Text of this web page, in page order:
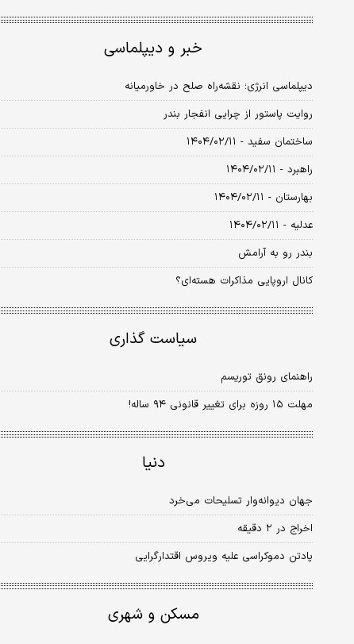
خبر و دیپلماسی
دیپلماسی انرژی؛ نقشه‌راه صلح در خاورمیانه
روایت پاستور از چرایی انفجار بندر
ساختمان سفید - ۱۴۰۴/۰۲/۱۱
راهبرد - ۱۴۰۴/۰۲/۱۱
بهارستان - ۱۴۰۴/۰۲/۱۱
عدلیه - ۱۴۰۴/۰۲/۱۱
بندر رو به آرامش
کانال اروپایی مذاکرات هسته‌ای؟
سیاست گذاری
راهنمای رونق توریسم
مهلت ۱۵ روزه برای تغییر قانونی ۹۴ ساله!
دنیا
جهان دیوانه‏‌وار تسلیحات می‏‌خرد
اخراج در ۲ دقیقه
پادتن دموکراسی علیه ویروس اقتدارگرایی
مسکن و شهری